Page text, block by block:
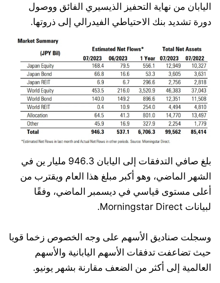
اليابان من نهاية التحفيز الذيسيري الفائق ووصول
دورة تشديد بنك الاحتياطي الفيدرالي إلى ذروتها.
بلغ صافي التدفقات إلى اليابان 946.3 مليار ين في
الشهر الماضي، وهو أكبر مبلغ هذا العام ويقترب من
أعلى مستوى قياسي في ديسمبر الماضي، وفقًا
لبيانات Morningstar Direct.
وسجلت صناديق الأسهم على وجه الخصوص زخما قويا
حيث تضاعفت تدفقات الأسهم اليابانية والأسهم
العالمية إلى أكثر من الضعف مقارنة بشهر يونيو.